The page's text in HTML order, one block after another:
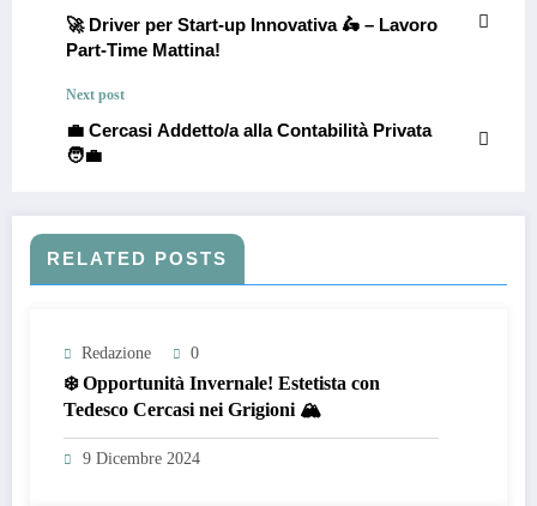
🚀 Driver per Start-up Innovativa 🛵 – Lavoro
Part-Time Mattina!
Next post
💼 Cercasi Addetto/a alla Contabilità Privata
🧑‍💼
RELATED POSTS
Redazione 0
❄️ Opportunità Invernale! Estetista con
Tedesco Cercasi nei Grigioni 🏔️
9 Dicembre 2024